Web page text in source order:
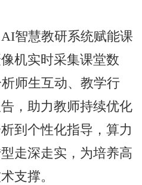
慧教研系统赋能课
机实时采集课堂数
师生互动、教学行
，助力教师持续优化
到个性化指导，算力
走深走实，为培养高
支撑。